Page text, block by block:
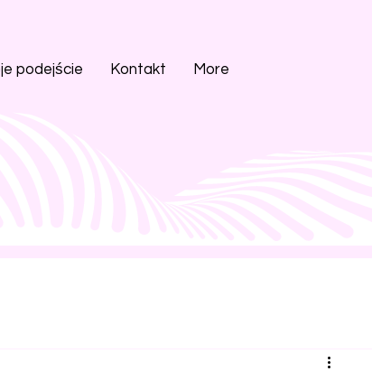
podejście Kontakt More